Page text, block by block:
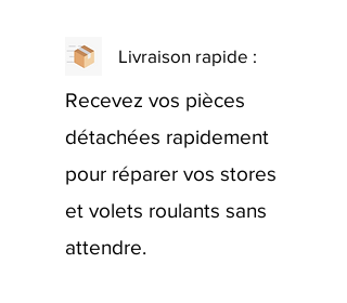
Livraison rapide :
Recevez vos pièces
détachées rapidement
pour réparer vos stores
et volets roulants sans
attendre.